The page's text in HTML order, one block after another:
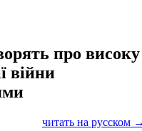
про високу
війни
читать на русском